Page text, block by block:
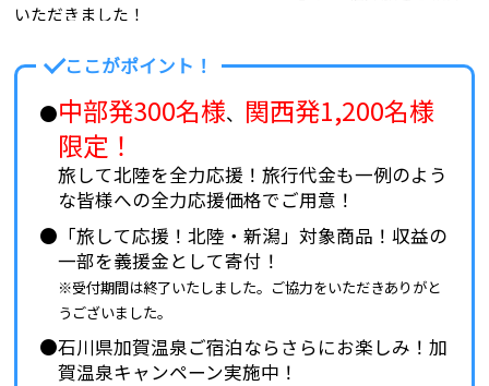
いただきました！
2024.7.17、24
「ROCK KIDS 802 OCHIKEN Goes ON!!」にて金沢旅をご紹介
いただきました！
2024.6.21
先着限定！JRで行く！全力応援 北陸 ページ公開
ここがポイント！
中部発300名様、 関西発1,200名様
限定！
旅して北陸を全力応援！旅行代金も一例のよう
な皆様への全力応援価格でご用意！
「旅して応援！北陸・新潟」対象商品！収益の
一部を義援金として寄付！
※受付期間は終了いたしました。ご協力をいただきありがと
うございました。
石川県加賀温泉ご宿泊ならさらにお楽しみ！加
賀温泉キャンペーン実施中！